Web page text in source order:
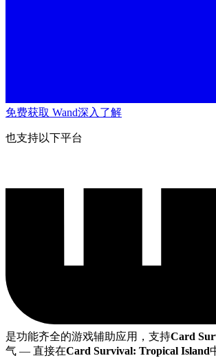
免费获取 Wand深入了解
也支持以下平台
是功能齐全的游戏辅助应用，支持Card
气 — 直接在Card Survival: Tropical Island